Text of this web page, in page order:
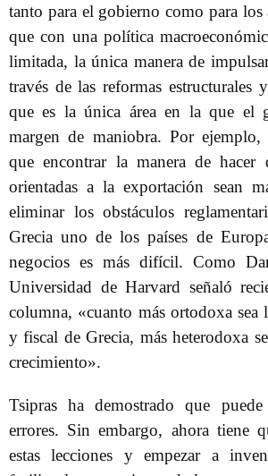
tanto para el gobierno como para los
que con una política
limitada, la única manera de
través de las reformas estructurales
que es la única área en la que el
margen de maniobra. Por
que encontrar la manera de hacer
orientadas a la exportación sean
eliminar los obstáculos
Grecia uno de los países de
negocios es más difícil. Como
Universidad de Harvard señaló
columna, «cuanto más ortodoxa sea
y fiscal de Grecia, más heterodoxa
crecimiento».
Tsipras ha demostrado que
errores. Sin embargo, ahora tiene
estas lecciones y empezar a